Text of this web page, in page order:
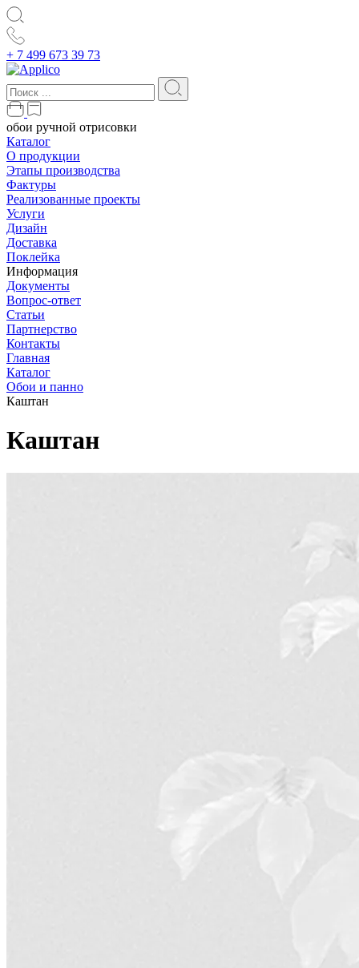
+ 7 499 673 39 73
обои ручной отрисовки
Каталог
О продукции
Этапы производства
Фактуры
Реализованные проекты
Услуги
Дизайн
Доставка
Поклейка
Информация
Документы
Вопрос-ответ
Статьи
Партнерство
Контакты
Главная
Каталог
Обои и панно
Каштан
Каштан